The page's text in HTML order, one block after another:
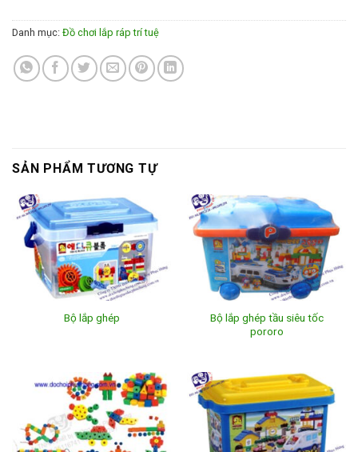
Danh mục: Đồ chơi lắp ráp trí tuệ
SẢN PHẨM TƯƠNG TỰ
Bộ lắp ghép
Bộ lắp ghép tầu siêu tốc
pororo